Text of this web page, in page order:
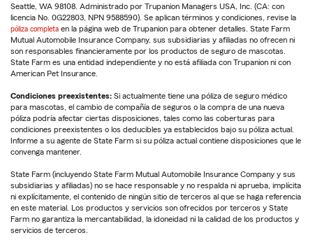
Seattle, WA 98108. Administrado por Trupanion Managers USA, Inc. (CA: con
licencia No. 0G22803, NPN 9588590). Se aplican términos y condiciones, revise la
póliza completa en la página web de Trupanion para obtener detalles. State Farm
Mutual Automobile Insurance Company, sus subsidiarias y afiliadas no ofrecen ni
son responsables financieramente por los productos de seguro de mascotas.
State Farm es una entidad independiente y no está afiliada con Trupanion ni con
American Pet Insurance.
Condiciones preexistentes: Si actualmente tiene una póliza de seguro médico
para mascotas, el cambio de compañía de seguros o la compra de una nueva
póliza podría afectar ciertas disposiciones, tales como las coberturas para
condiciones preexistentes o los deducibles ya establecidos bajo su póliza actual.
Informe a su agente de State Farm si su póliza actual contiene disposiciones que le
convenga mantener.
State Farm (incluyendo State Farm Mutual Automobile Insurance Company y sus
subsidiarias y afiliadas) no se hace responsable y no respalda ni aprueba, implícita
ni explícitamente, el contenido de ningún sitio de terceros al que se haga referencia
en este material. Los productos y servicios son ofrecidos por terceros y State
Farm no garantiza la mercantabilidad, la idoneidad ni la calidad de los productos y
servicios de terceros.